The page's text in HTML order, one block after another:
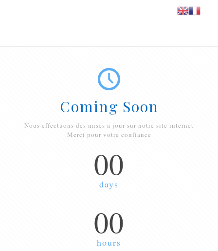
Coming Soon
Nous effectuons des mises a jour sur notre site internet
Merci pour votre confiance
00
days
00
hours